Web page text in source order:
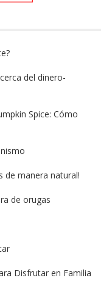
del dinero-
Spice: Cómo
de manera natural!
de orugas
Disfrutar en Familia